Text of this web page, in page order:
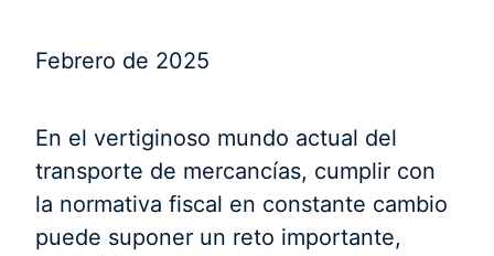
Febrero de 2025
En el vertiginoso mundo actual del
transporte de mercancías, cumplir con
la normativa fiscal en constante cambio
puede suponer un reto importante,